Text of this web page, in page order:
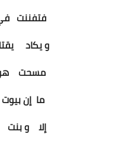
فتفننت
و يكاد
مسحت
ما إن
إلا و